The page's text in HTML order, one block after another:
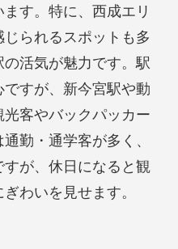
す。特に、西成エリ
られるスポットも多
活気が魅力です。駅
すが、新今宮駅や動
客やバックパッカー
勤・通学客が多く、
が、休日になると観
わいを見せます。